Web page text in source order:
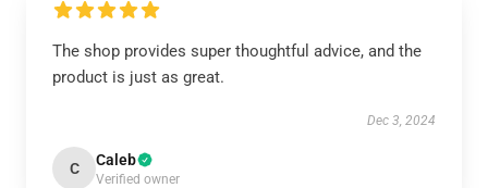
The shop provides super thoughtful advice, and the
product is just as great.
Dec 3, 2024
C Caleb
Verified owner